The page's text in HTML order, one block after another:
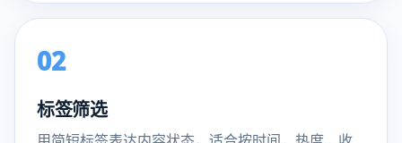
02
标签筛选